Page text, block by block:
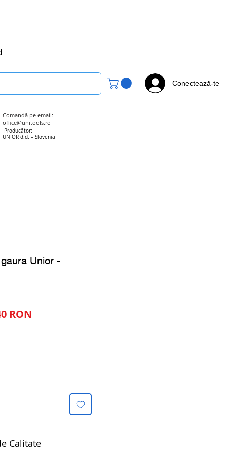
Conectează-te
Comandă pe email:
office@unitools.ro
Producător:
UNIOR d.d. – Slovenia
Unior -
RONPreț
Calitate